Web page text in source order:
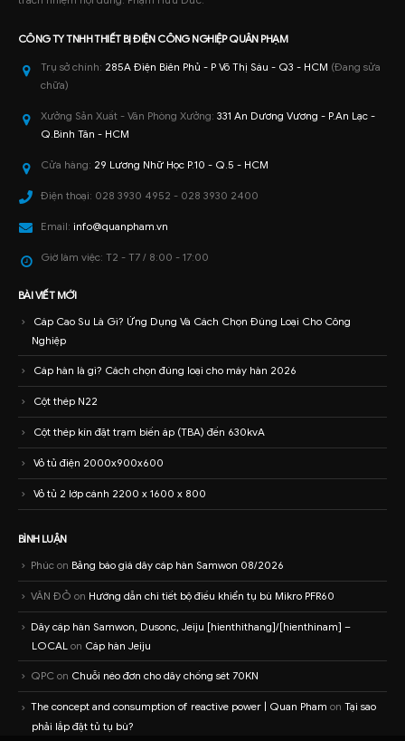
CÔNG TY TNHHTHIẾT BỊ ĐIỆN CÔNG NGHIỆPQUÂN PHẠM
Trụ sở chính: 285A Điện Biên Phủ - P Võ Thị Sáu - Q3 - HCM (Đang sửa
chữa)
Xưởng Sản Xuất - Văn Phòng Xưởng: 331 An Dương Vương - P.An Lạc -
Q.Bình Tân - HCM
Cửa hàng: 29 Lương Nhữ Học P.10 - Q.5 - HCM
Điện thoại: 028 3930 4952 - 028 3930 2400
Email: info@quanpham.vn
Giờ làm việc: T2 - T7 / 8:00 - 17:00
BÀI VIẾT MỚI
Cáp Cao Su Là Gì? Ứng Dụng Và Cách Chọn Đúng Loại Cho Công
Nghiệp
Cáp hàn là gì? Cách chọn đúng loại cho máy hàn 2026
Cột thép N22
Cột thép kín đặt trạm biến áp (TBA) đến 630kvA
Vỏ tủ điện 2000x900x600
Vỏ tủ 2 lớp cánh 2200 x 1600 x 800
BÌNH LUẬN
Phúc on Bảng báo giá dây cáp hàn Samwon 08/2026
VĂN ĐỎ on Hướng dẫn chi tiết bộ điều khiển tụ bù Mikro PFR60
Dây cáp hàn Samwon, Dusonc, Jeiju [hienthithang]/[hienthinam] –
LOCAL on Cáp hàn Jeiju
QPC on Chuỗi néo đơn cho dây chống sét 70KN
The concept and consumption of reactive power | Quan Pham on Tại sao
phải lắp đặt tủ tụ bù?